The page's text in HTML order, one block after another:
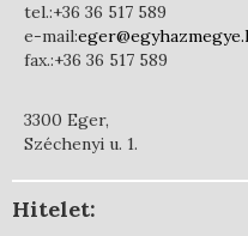
tel.:+36 36 517 589
e-mail:
fax.:+36 36 517 589
3300 Eger,
Széchenyi u. 1.
Hitelet: